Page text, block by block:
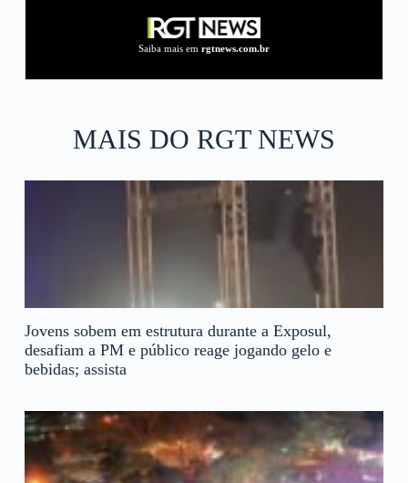
Saiba mais em rgtnews.com.br
MAIS DO RGT NEWS
Jovens sobem em estrutura durante a Exposul,
desafiam a PM e público reage jogando gelo e
bebidas; assista